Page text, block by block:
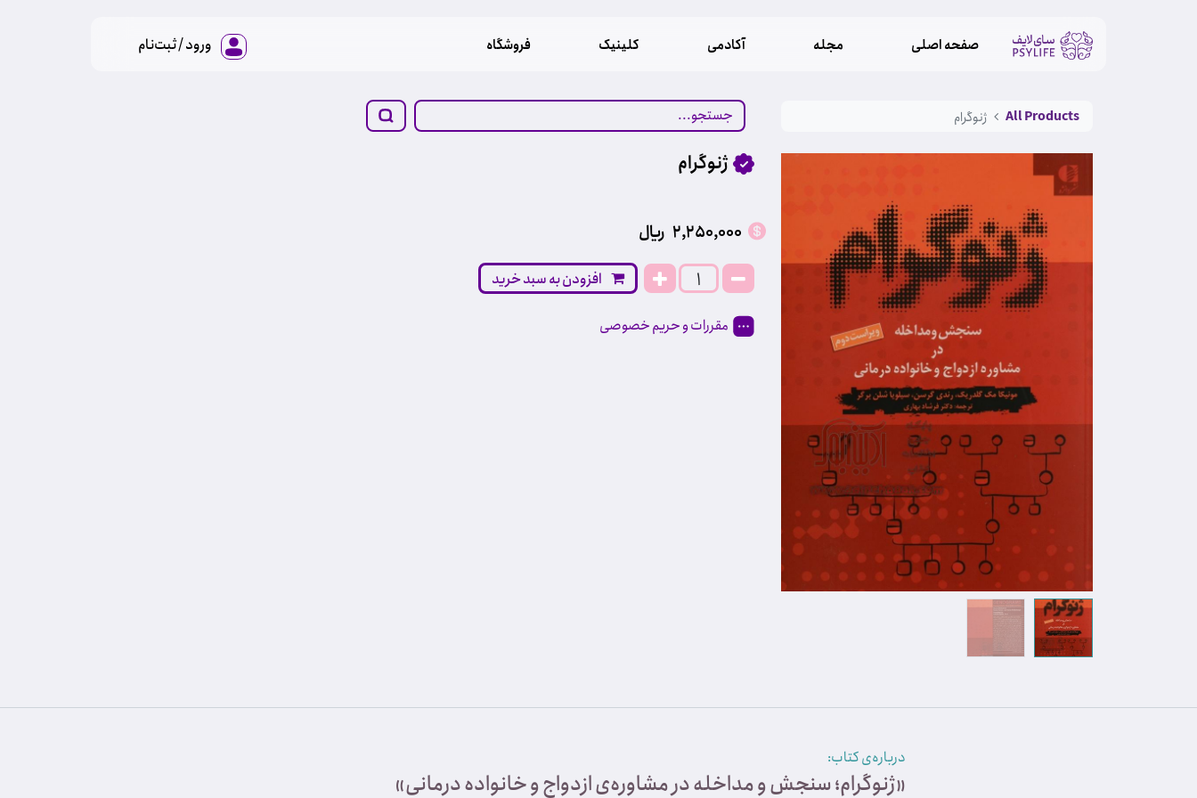
صفحه اصلی مجله آکادمی کلینیک فروشگاه ورود / ثبت‌نام
All Products ژنوگرام
ژنوگرام
2,250,000 ﷼
افزودن به سبد خرید
مقررات و حریم خصوصی
درباره‌ی کتاب:
«ژنوگرام؛ سنجش و مداخله در مشاوره‌ی ازدواج و خانواده درمانی»